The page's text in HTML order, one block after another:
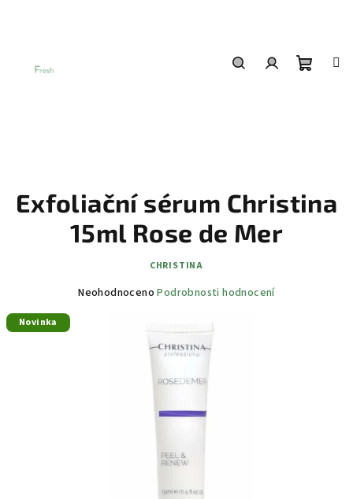
Exfoliační sérum Christina
15ml Rose de Mer
CHRISTINA
Průměrné
Neohodnoceno Podrobnosti hodnocení
Novinka